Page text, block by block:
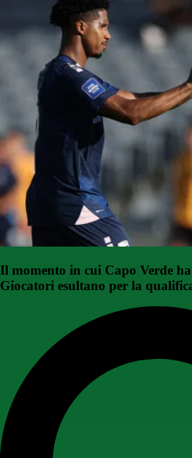
Il momento in cui Capo Verde
Giocatori esultano per la